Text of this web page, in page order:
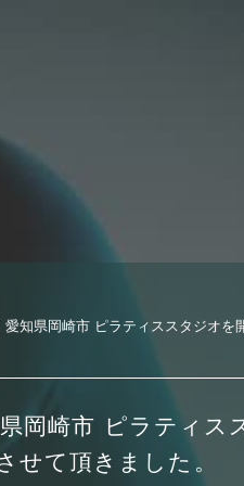
愛知県岡崎市 ピラティススタジオを
岡崎市 ピラティス
せて頂きました。